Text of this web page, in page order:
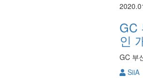
GC
인
GC 부
SiiA